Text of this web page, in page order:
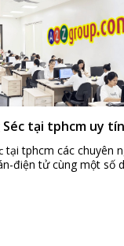
tại tphcm uy
tại tphcm các chuyên
điện tử cùng một số